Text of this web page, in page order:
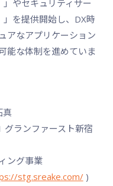
やセキュリティサー
を提供開始し、DX時
アなアプリケーション
能な体制を進めていま
真
ランファースト新宿
ング事業
stg.sreake.com/)